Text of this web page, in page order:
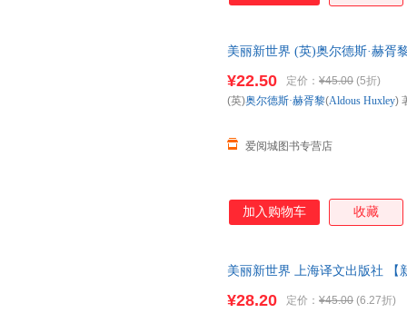
美丽新世界 (英)奥尔德斯·赫胥
服！
¥22.50 定价： ¥45.00 (5折)
爱阅城图书专营店
(英)奥尔德斯·赫胥黎(Aldous Huxley)
加入购物车 收藏
美丽新世界 上海译文出版社 【
¥28.20 定价： ¥45.00 (6.27折)